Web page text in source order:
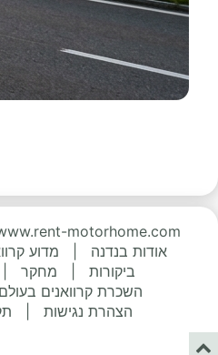
motorhome.com
אודות בנדנה
מדוע
ביקורות
מחקר
השכרת קרוואנים בעולם
הצהרת נגישות